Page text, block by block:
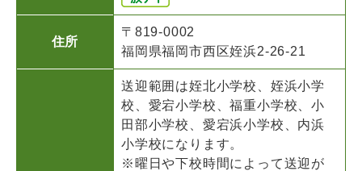
住所
〒819-0002
福岡県福岡市西区姪浜2-26-21
送迎範囲は姪北小学校、姪浜小学
校、愛宕小学校、福重小学校、小
田部小学校、愛宕浜小学校、内浜
小学校になります。
※曜日や下校時間によって送迎が